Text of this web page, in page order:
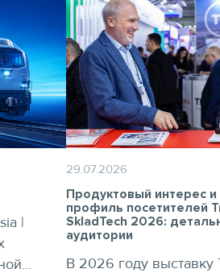
|
29.07.2026
Продуктовый интерес и
профиль посетителей
SkladTech 2026:
аудитории
В 2026 году выставку